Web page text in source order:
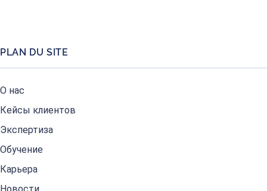
PLAN DU SITE
О нас
Кейсы клиентов
Экспертиза
Обучение
Карьера